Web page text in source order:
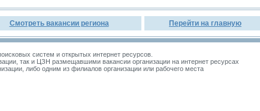
Смотреть вакансии региона Перейти на главную
систем и открытых интернет ресурсов.
так и ЦЗН размещавшими вакансии организации на интернет ресурсах
либо одним из филиалов организации или рабочего места